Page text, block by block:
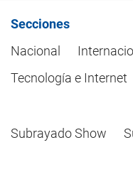
Secciones
Nacional
Tecnología e Internet
Subrayado Show